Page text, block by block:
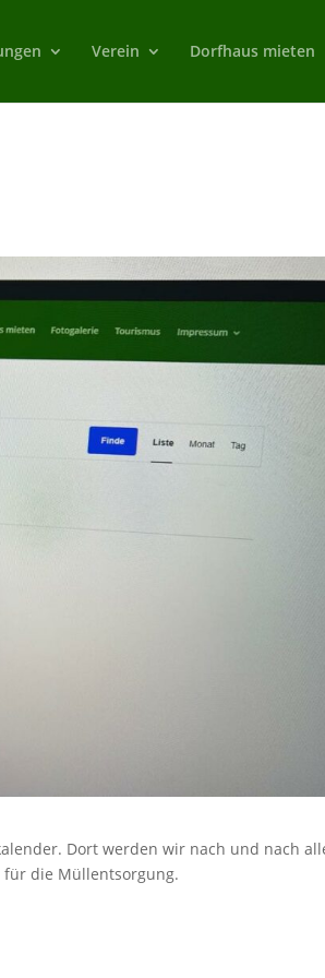
Verein Dorfhaus mieten
Dort werden wir nach und nach
die Müllentsorgung.